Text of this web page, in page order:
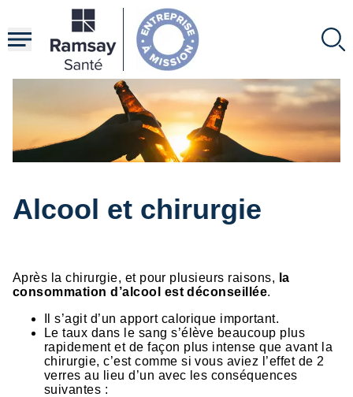
contenu
principal
Alcool et chirurgie
Après la chirurgie, et pour plusieurs raisons, la
consommation d’alcool est déconseillée.
Il s’agit d’un apport calorique important.
Le taux dans le sang s’élève beaucoup plus
rapidement et de façon plus intense que avant la
chirurgie, c’est comme si vous aviez l’effet de 2
verres au lieu d’un avec les conséquences
suivantes :